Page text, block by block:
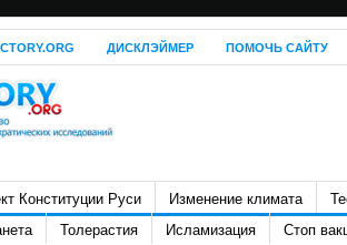
ДИСКЛЭЙМЕР ПОМОЧЬ САЙТУ
Конституции Руси Изменение климата
Толерастия Исламизация Стоп